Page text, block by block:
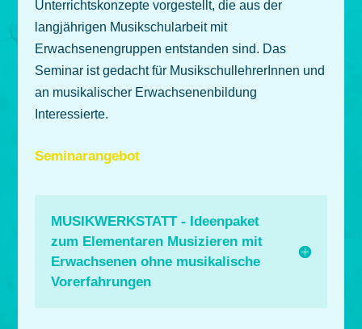
Unterrichtskonzepte vorgestellt, die aus der
langjährigen Musikschularbeit mit
Erwachsenengruppen entstanden sind. Das
Seminar ist gedacht für MusikschullehrerInnen und
an musikalischer Erwachsenenbildung
Interessierte.
Seminarangebot
MUSIKWERKSTATT - Ideenpaket
zum Elementaren Musizieren mit
Erwachsenen ohne musikalische
Vorerfahrungen